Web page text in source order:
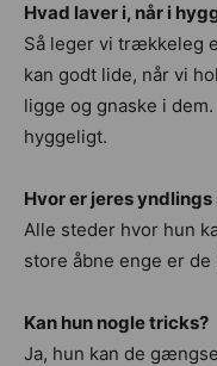
Hvad laver i, når i
Så leger vi trækkeleg
kan godt lide, når vi
ligge og gnaske i
hyggeligt.
Hvor er jeres
Alle steder hvor hun
store åbne enge er
Kan hun nogle tricks?
Ja, hun kan de